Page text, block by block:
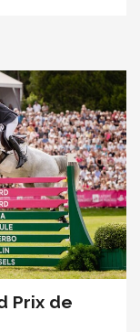
Prix de